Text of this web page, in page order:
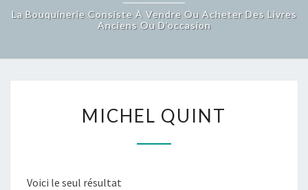
La Bouquinerie Consiste À Vendre Ou Acheter Des Livres
Anciens Ou D’occasion
QUINT
MICHEL QUINT
Voici le seul résultat